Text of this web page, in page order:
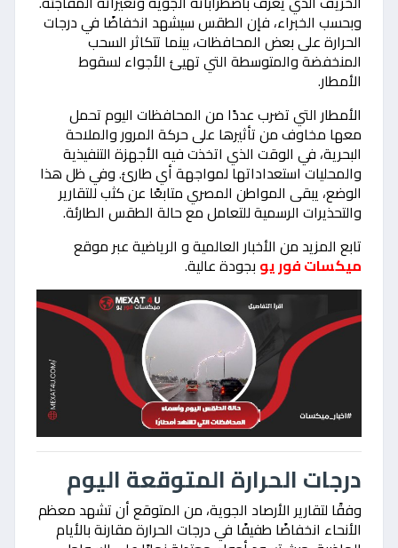
وبحسب الخبراء، فإن الطقس سيشهد انخفاضًا في درجات
الحرارة على بعض المحافظات، بينما تتكاثر السحب
المنخفضة والمتوسطة التي تهيئ الأجواء لسقوط
الأمطار.
الأمطار التي تضرب عددًا من المحافظات اليوم تحمل
معها مخاوف من تأثيرها على حركة المرور والملاحة
البحرية، في الوقت الذي اتخذت فيه الأجهزة التنفيذية
والمحليات استعداداتها لمواجهة أي طارئ. وفي ظل هذا
الوضع، يبقى المواطن المصري متابعًا عن كثب للتقارير
والتحذيرات الرسمية للتعامل مع حالة الطقس الطارئة.
تابع المزيد من الأخبار العالمية و الرياضية عبر موقع
ميكسات فور يو بجودة عالية.
درجات الحرارة المتوقعة اليوم
وفقًا لتقارير الأرصاد الجوية، من المتوقع أن تشهد معظم
الأنحاء انخفاضًا طفيفًا في درجات الحرارة مقارنة بالأيام